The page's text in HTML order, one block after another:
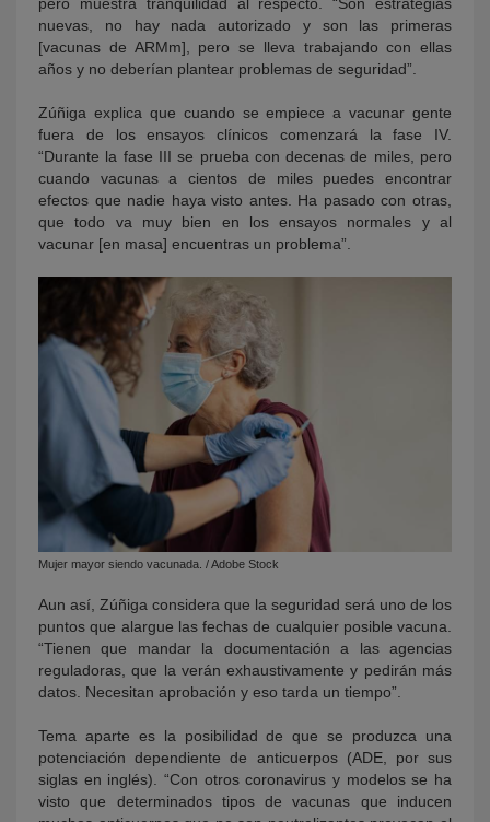
pero muestra tranquilidad al respecto. “Son estrategias
nuevas, no hay nada autorizado y son las primeras
[vacunas de ARMm], pero se lleva trabajando con ellas
años y no deberían plantear problemas de seguridad”.
Zúñiga explica que cuando se empiece a vacunar gente
fuera de los ensayos clínicos comenzará la fase IV.
“Durante la fase III se prueba con decenas de miles, pero
cuando vacunas a cientos de miles puedes encontrar
efectos que nadie haya visto antes. Ha pasado con otras,
que todo va muy bien en los ensayos normales y al
vacunar [en masa] encuentras un problema”.
Mujer mayor siendo vacunada. / Adobe Stock
Aun así, Zúñiga considera que la seguridad será uno de los
puntos que alargue las fechas de cualquier posible vacuna.
“Tienen que mandar la documentación a las agencias
reguladoras, que la verán exhaustivamente y pedirán más
datos. Necesitan aprobación y eso tarda un tiempo”.
Tema aparte es la posibilidad de que se produzca una
potenciación dependiente de anticuerpos (ADE, por sus
siglas en inglés). “Con otros coronavirus y modelos se ha
visto que determinados tipos de vacunas que inducen